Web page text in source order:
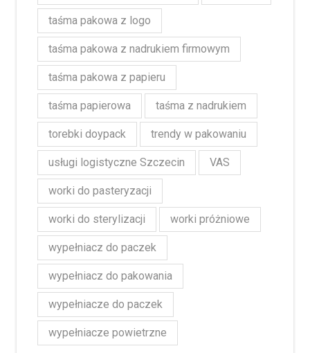
taśma pakowa z logo
taśma pakowa z nadrukiem firmowym
taśma pakowa z papieru
taśma papierowa taśma z nadrukiem
torebki doypack trendy w pakowaniu
usługi logistyczne Szczecin VAS
worki do pasteryzacji
worki do sterylizacji worki próżniowe
wypełniacz do paczek
wypełniacz do pakowania
wypełniacze do paczek
wypełniacze powietrzne